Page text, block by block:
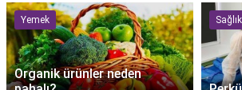
Yemek
Organik ürünler neden
Sağlık